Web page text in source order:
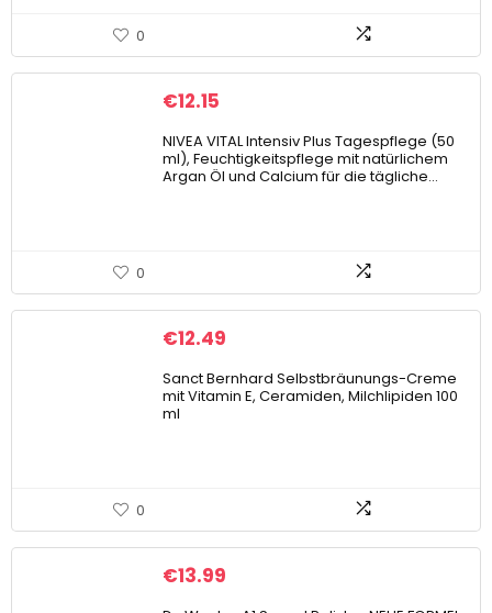
0
€12.15
NIVEA VITAL Intensiv Plus Tagespflege (50
ml), Feuchtigkeitspflege mit natürlichem
Argan Öl und Calcium für die tägliche…
0
€12.49
Sanct Bernhard Selbstbräunungs-Creme
mit Vitamin E, Ceramiden, Milchlipiden 100
ml
0
€13.99